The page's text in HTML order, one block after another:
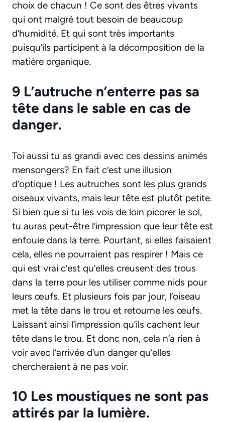
choix de chacun ! Ce sont des êtres vivants
qui ont malgré tout besoin de beaucoup
d’humidité. Et qui sont très importants
puisqu’ils participent à la décomposition de la
matière organique.
9 L’autruche n’enterre pas sa
tête dans le sable en cas de
danger.
Toi aussi tu as grandi avec ces dessins animés
mensongers? En fait c’est une illusion
d’optique ! Les autruches sont les plus grands
oiseaux vivants, mais leur tête est plutôt petite.
Si bien que si tu les vois de loin picorer le sol,
tu auras peut-être l’impression que leur tête est
enfouie dans la terre. Pourtant, si elles faisaient
cela, elles ne pourraient pas respirer ! Mais ce
qui est vrai c’est qu’elles creusent des trous
dans la terre pour les utiliser comme nids pour
leurs œufs. Et plusieurs fois par jour, l’oiseau
met la tête dans le trou et retourne les œufs.
Laissant ainsi l’impression qu’ils cachent leur
tête dans le trou. Et donc non, cela n’a rien à
voir avec l’arrivée d’un danger qu’elles
chercheraient à ne pas voir.
10 Les moustiques ne sont pas
attirés par la lumière.